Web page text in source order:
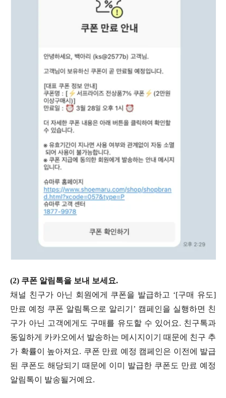
(2) 쿠폰 알림톡을 보내 보세요.
채널 친구가 아닌 회원에게 쿠폰을 발급하고 ‘[구매 유도]
만료 예정 쿠폰 알림톡으로 알리기’ 캠페인을 실행하면 친
구가 아닌 고객에게도 구매를 유도할 수 있어요. 친구톡과
동일하게 카카오에서 발송하는 메시지이기 때문에 친구 추
가 확률이 높아져요. 쿠폰 만료 예정 캠페인은 이전에 발급
된 쿠폰도 해당되기 때문에 이미 발급한 쿠폰도 만료 예정
알림톡이 발송될거예요.